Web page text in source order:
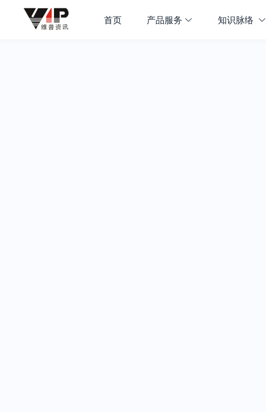
首页 产品服务 知识脉络